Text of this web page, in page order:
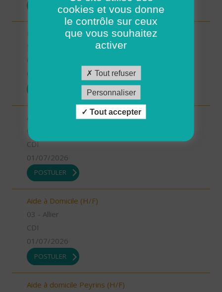
INFIRMIER COORDINATEUR (H/F)
Auxiliaire de Vie Sociale (H/F)
03 - Allier
CDI
01/07/2026
POSTULER
Aide à Domicile (H/F)
03 - Allier
CDI
01/07/2026
POSTULER
Aide à domicile Peyrins (H/F)
cookies et vous donne
le contrôle sur ceux
que vous souhaitez
activer
Tout refuser
Personnaliser
Tout accepter